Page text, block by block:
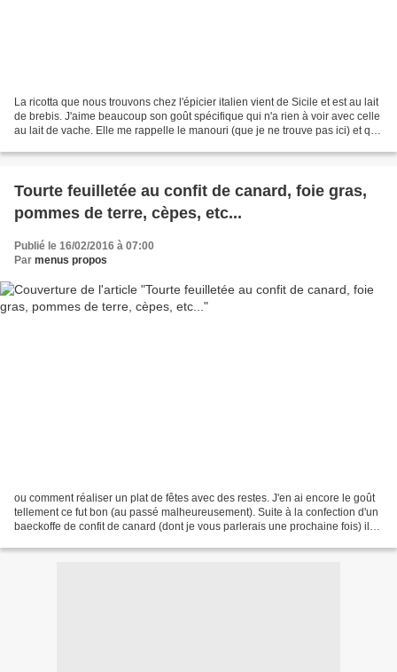
La ricotta que nous trouvons chez l'épicier italien vient de Sicile et est au lait
de brebis. J'aime beaucoup son goût spécifique qui n'a rien à voir avec celle
au lait de vache. Elle me rappelle le manouri (que je ne trouve pas ici) et que
Tourte feuilletée au confit de canard, foie gras,
pommes de terre, cèpes, etc...
Publié le 16/02/2016 à 07:00
Par menus propos
ou comment réaliser un plat de fêtes avec des restes. J'en ai encore le goût
tellement ce fut bon (au passé malheureusement). Suite à la confection d'un
baeckoffe de confit de canard (dont je vous parlerais une prochaine fois) il